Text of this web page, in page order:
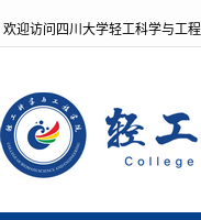
欢迎访问四川大学轻工科学与工程